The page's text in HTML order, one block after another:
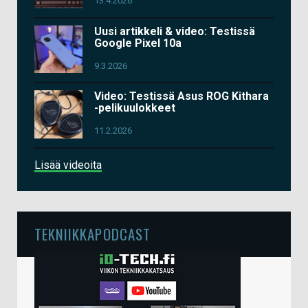
Uusi artikkeli & video: Testissä
Google Pixel 10a
9.3.2026
Video: Testissä Asus ROG Kithara
-pelikuulokkeet
11.2.2026
Lisää videoita
TEKNIIKKAPODCAST